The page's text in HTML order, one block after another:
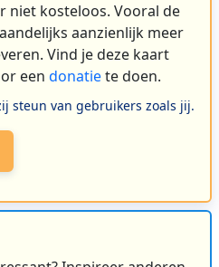
niet kosteloos. Vooral de
aanzienlijk meer
Vind je deze kaart
een donatiete doen.
steun van gebruikers zoals jij.